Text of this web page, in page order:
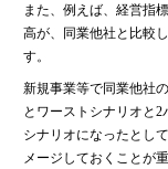
また、例えば、経営指
高が、同業他社と比較
す。
新規事業等で同業他社
とワーストシナリオと
シナリオになったとし
メージしておくことが重